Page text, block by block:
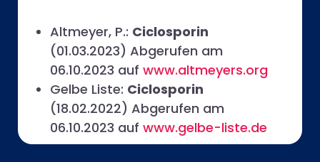
Altmeyer, P.: Ciclosporin
(01.03.2023) Abgerufen am
06.10.2023 auf www.altmeyers.org
Gelbe Liste: Ciclosporin
(18.02.2022) Abgerufen am
06.10.2023 auf www.gelbe-liste.de